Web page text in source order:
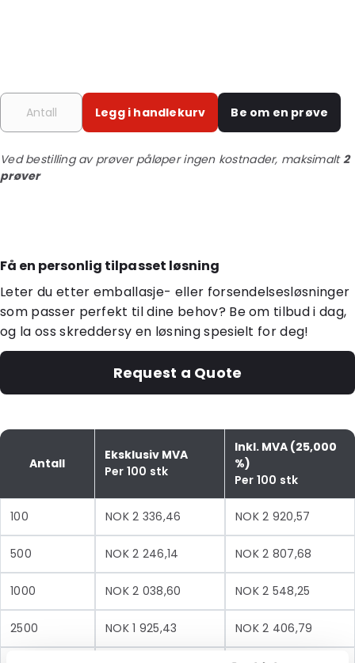
Legg i handlekurv Be om en prøve
Ved bestilling av prøver påløper ingen kostnader, maksimalt2
prøver
Få en personlig tilpasset løsning
Leter du etter emballasje- eller forsendelsesløsninger
som passer perfekt til dine behov? Be om tilbud i dag,
og la oss skreddersy en løsning spesielt for deg!
Request a Quote
Antall
Eksklusiv MVA
Per 100 stk
Inkl. MVA (25,000
%)
Per 100 stk
100 NOK 2 336,46 NOK 2 920,57
500 NOK 2 246,14 NOK 2 807,68
1000 NOK 2 038,60 NOK 2 548,25
2500 NOK 1 925,43 NOK 2 406,79